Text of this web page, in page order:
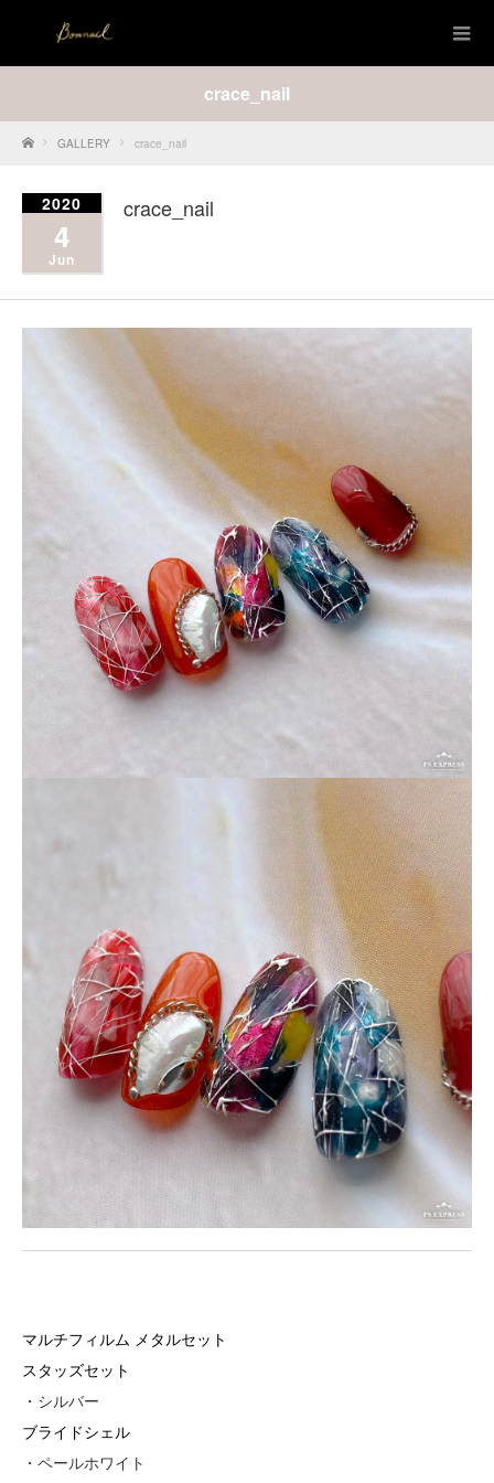
crace_nail
Home GALLERY crace_nail
2020
4
Jun
crace_nail
マルチフィルム メタルセット
スタッズセット
・シルバー
ブライドシェル
・ペールホワイト